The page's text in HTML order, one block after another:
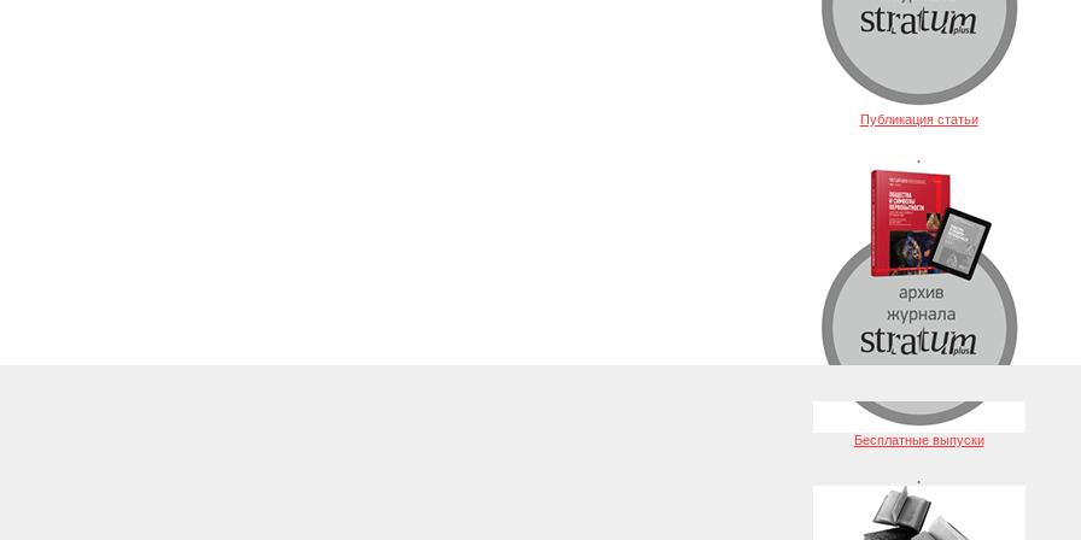
Публикация статьи
.
Бесплатные выпуски
.